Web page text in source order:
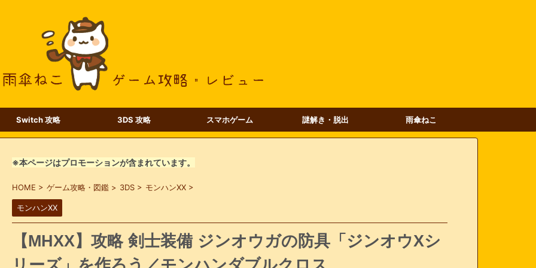
Switch 攻略 3DS 攻略 スマホゲーム 謎解き・脱出 雨傘ねこ
※本ページはプロモーションが含まれています。
HOME > ゲーム攻略・図鑑 > 3DS > モンハンXX >
モンハンXX
【MHXX】攻略 剣士装備 ジンオウガの防具「ジンオウXシ